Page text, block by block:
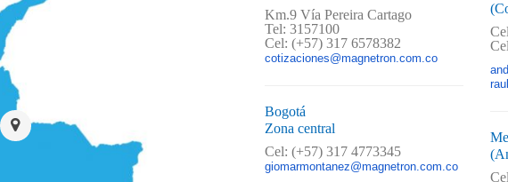
Km.9 Vía Pereira Cartago
Tel: 3157100
Cel: (+57) 317 6578382
cotizaciones@magnetron.com.co
Bogotá
Zona central
Cel: (+57) 317 4773345
giomarmontanez@magnetron.com.co